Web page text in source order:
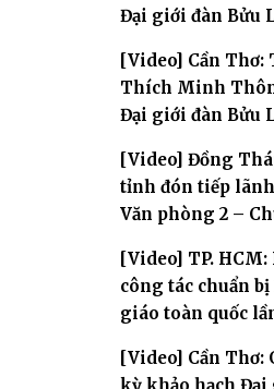
Đại giới đàn Bửu
[Video] Cần
Thích Minh
Đại giới đàn Bửu
[Video] Đồng
tỉnh đón tiếp lãnh
Văn phòng 2 –
[Video] TP.
công tác chuẩn
giáo toàn quốc
[Video] Cần Thơ: